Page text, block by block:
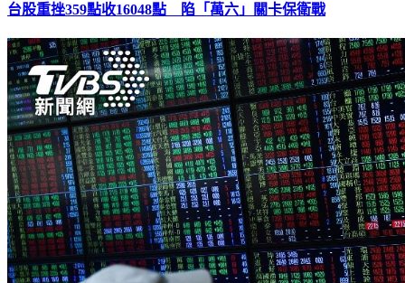
台股重挫359點收16048點 陷「萬六」關卡保衛戰